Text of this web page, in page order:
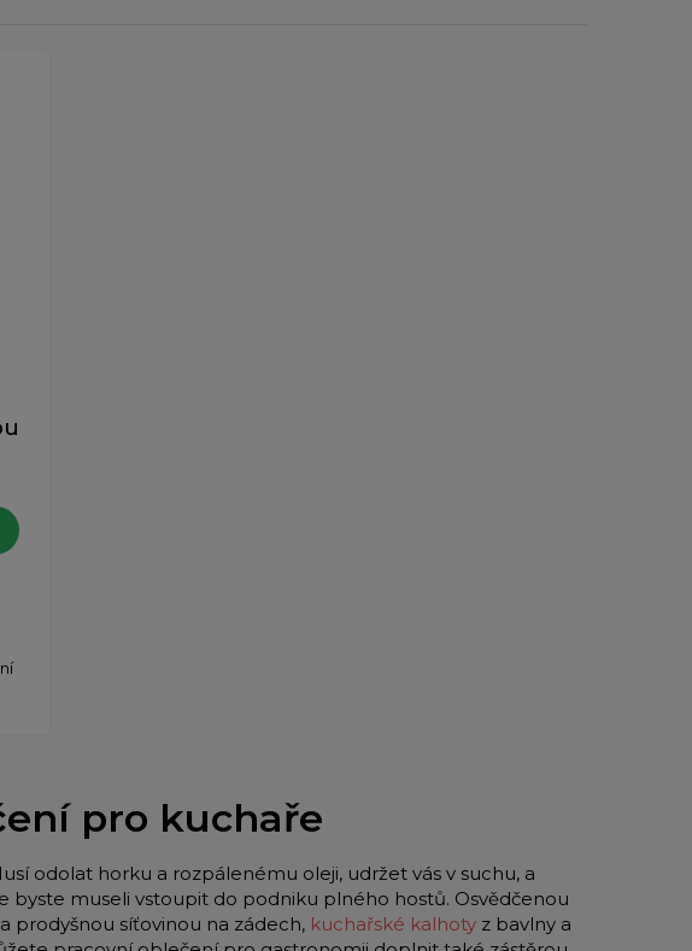
pro kuchaře
odolat horku a rozpálenému oleji, udržet vás v suchu, a
museli vstoupit do podniku plného hostů. Osvědčenou
prodyšnou síťovinou na zádech, kuchařské kalhoty z bavlny a